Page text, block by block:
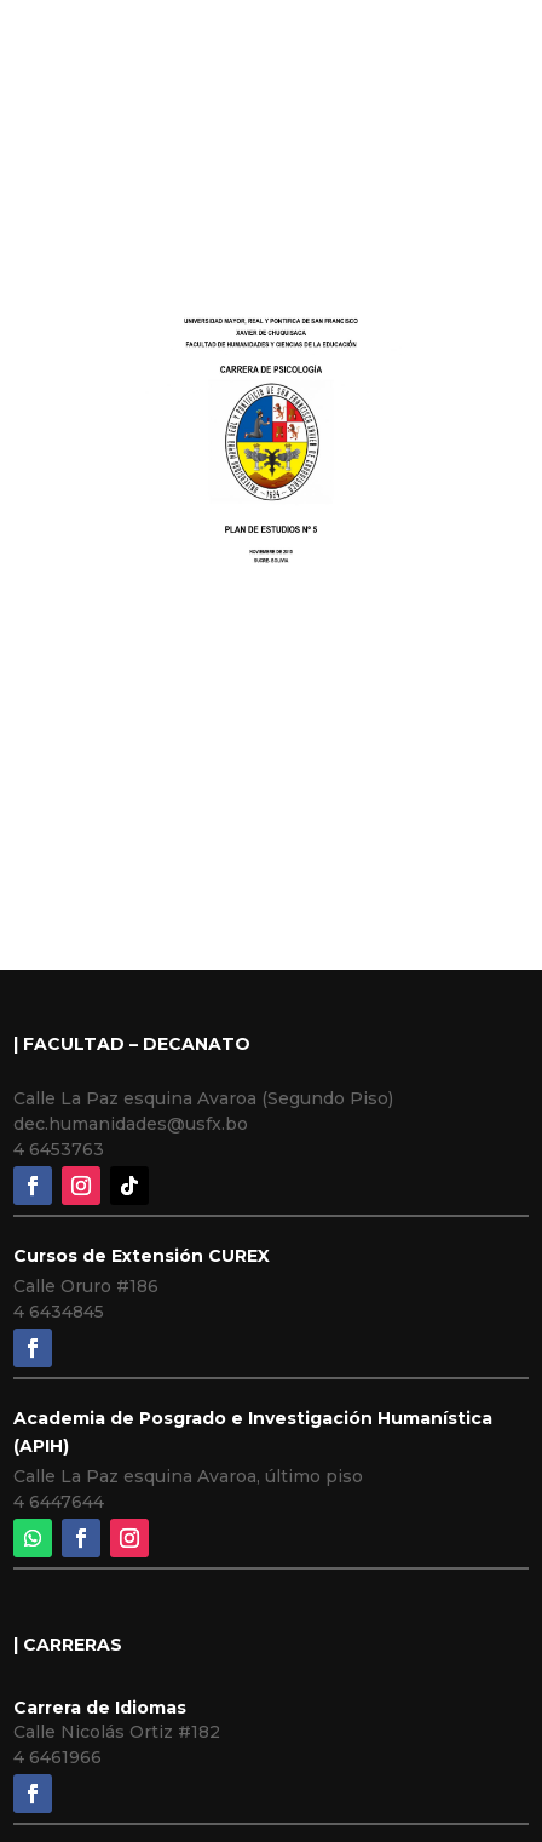
| FACULTAD – DECANATO
Calle La Paz esquina Avaroa (Segundo Piso)
dec.humanidades@usfx.bo
4 6453763
Cursos de Extensión CUREX
Calle Oruro #186
4 6434845
Academia de Posgrado e Investigación Humanística
(APIH)
Calle La Paz esquina Avaroa, último piso
4 6447644
| CARRERAS
Carrera de Idiomas
Calle Nicolás Ortiz #182
4 6461966